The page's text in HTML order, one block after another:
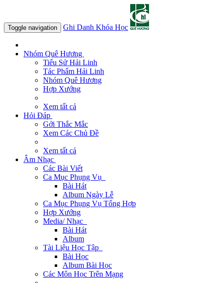
Toggle navigation Ghi Danh Khóa Học
Nhóm Quê Hương
Tiểu Sử Hải Linh
Tác Phẩm Hải Linh
Nhóm Quê Hương
Hợp Xướng
Xem tất cả
Hỏi Đáp
Gởi Thắc Mắc
Xem Các Chủ Đề
Xem tất cả
Âm Nhạc
Các Bài Viết
Ca Mục Phụng Vụ
Bài Hát
Album Ngày Lễ
Ca Mục Phụng Vụ Tổng Hợp
Hợp Xướng
Media/ Nhạc
Bài Hát
Album
Tài Liệu Học Tập
Bài Học
Album Bài Học
Các Môn Học Trên Mạng